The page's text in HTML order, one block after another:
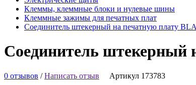
Клеммы, клеммные блоки и нулевые шины
Клеммные зажимы для печатных плат
Соединитель штекерный на печатную плату
Соединитель штекерный
0 отзывов /Написать отзыв Артикул 173783